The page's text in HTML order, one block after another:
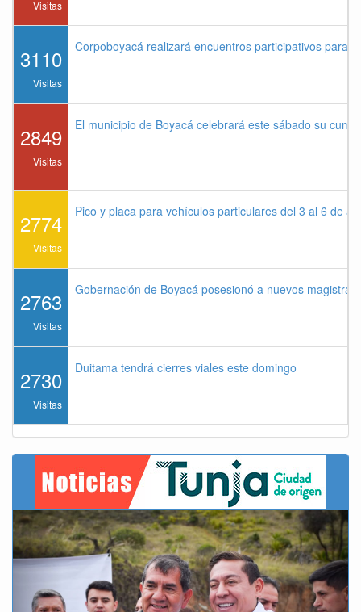
Visitas
3110
Visitas
Corpoboyacá realizará encuentros participativos para
2849
Visitas
El municipio de Boyacá celebrará este sábado su
2774
Visitas
Pico y placa para vehículos particulares del 3 al 6 de
2763
Visitas
Gobernación de Boyacá posesionó a nuevos
2730
Visitas
Duitama tendrá cierres viales este domingo
Previous Next